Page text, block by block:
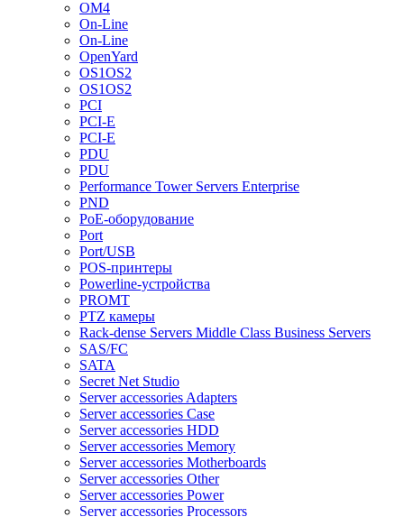
OM4
On-Line
On-Line
OpenYard
OS1OS2
OS1OS2
PCI
PCI-E
PCI-E
PDU
PDU
Performance Tower Servers Enterprise
PND
PoE-оборудование
Port
Port/USB
POS-принтеры
Powerline-устройства
PROMT
PTZ камеры
Rack-dense Servers Middle Class Business Servers
SAS/FC
SATA
Secret Net Studio
Server accessories Adapters
Server accessories Case
Server accessories HDD
Server accessories Memory
Server accessories Motherboards
Server accessories Other
Server accessories Power
Server accessories Processors